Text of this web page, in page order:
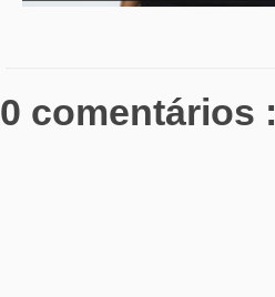
0 comentários :